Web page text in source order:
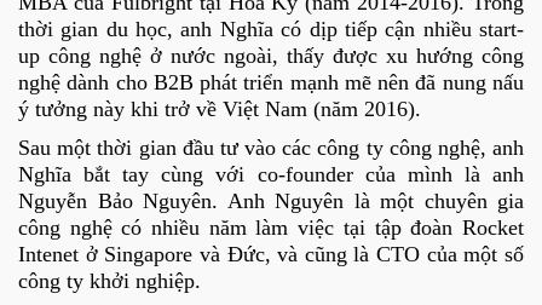
thời gian du học, anh Nghĩa có dịp tiếp cận nhiều start-
up công nghệ ở nước ngoài, thấy được xu hướng công
nghệ dành cho B2B phát triển mạnh mẽ nên đã nung nấu
ý tưởng này khi trở về Việt Nam (năm 2016).
Sau một thời gian đầu tư vào các công ty công nghệ, anh
Nghĩa bắt tay cùng với co-founder của mình là anh
Nguyễn Bảo Nguyên. Anh Nguyên là một chuyên gia
công nghệ có nhiều năm làm việc tại tập đoàn Rocket
Intenet ở Singapore và Đức, và cũng là CTO của một số
công ty khởi nghiệp.